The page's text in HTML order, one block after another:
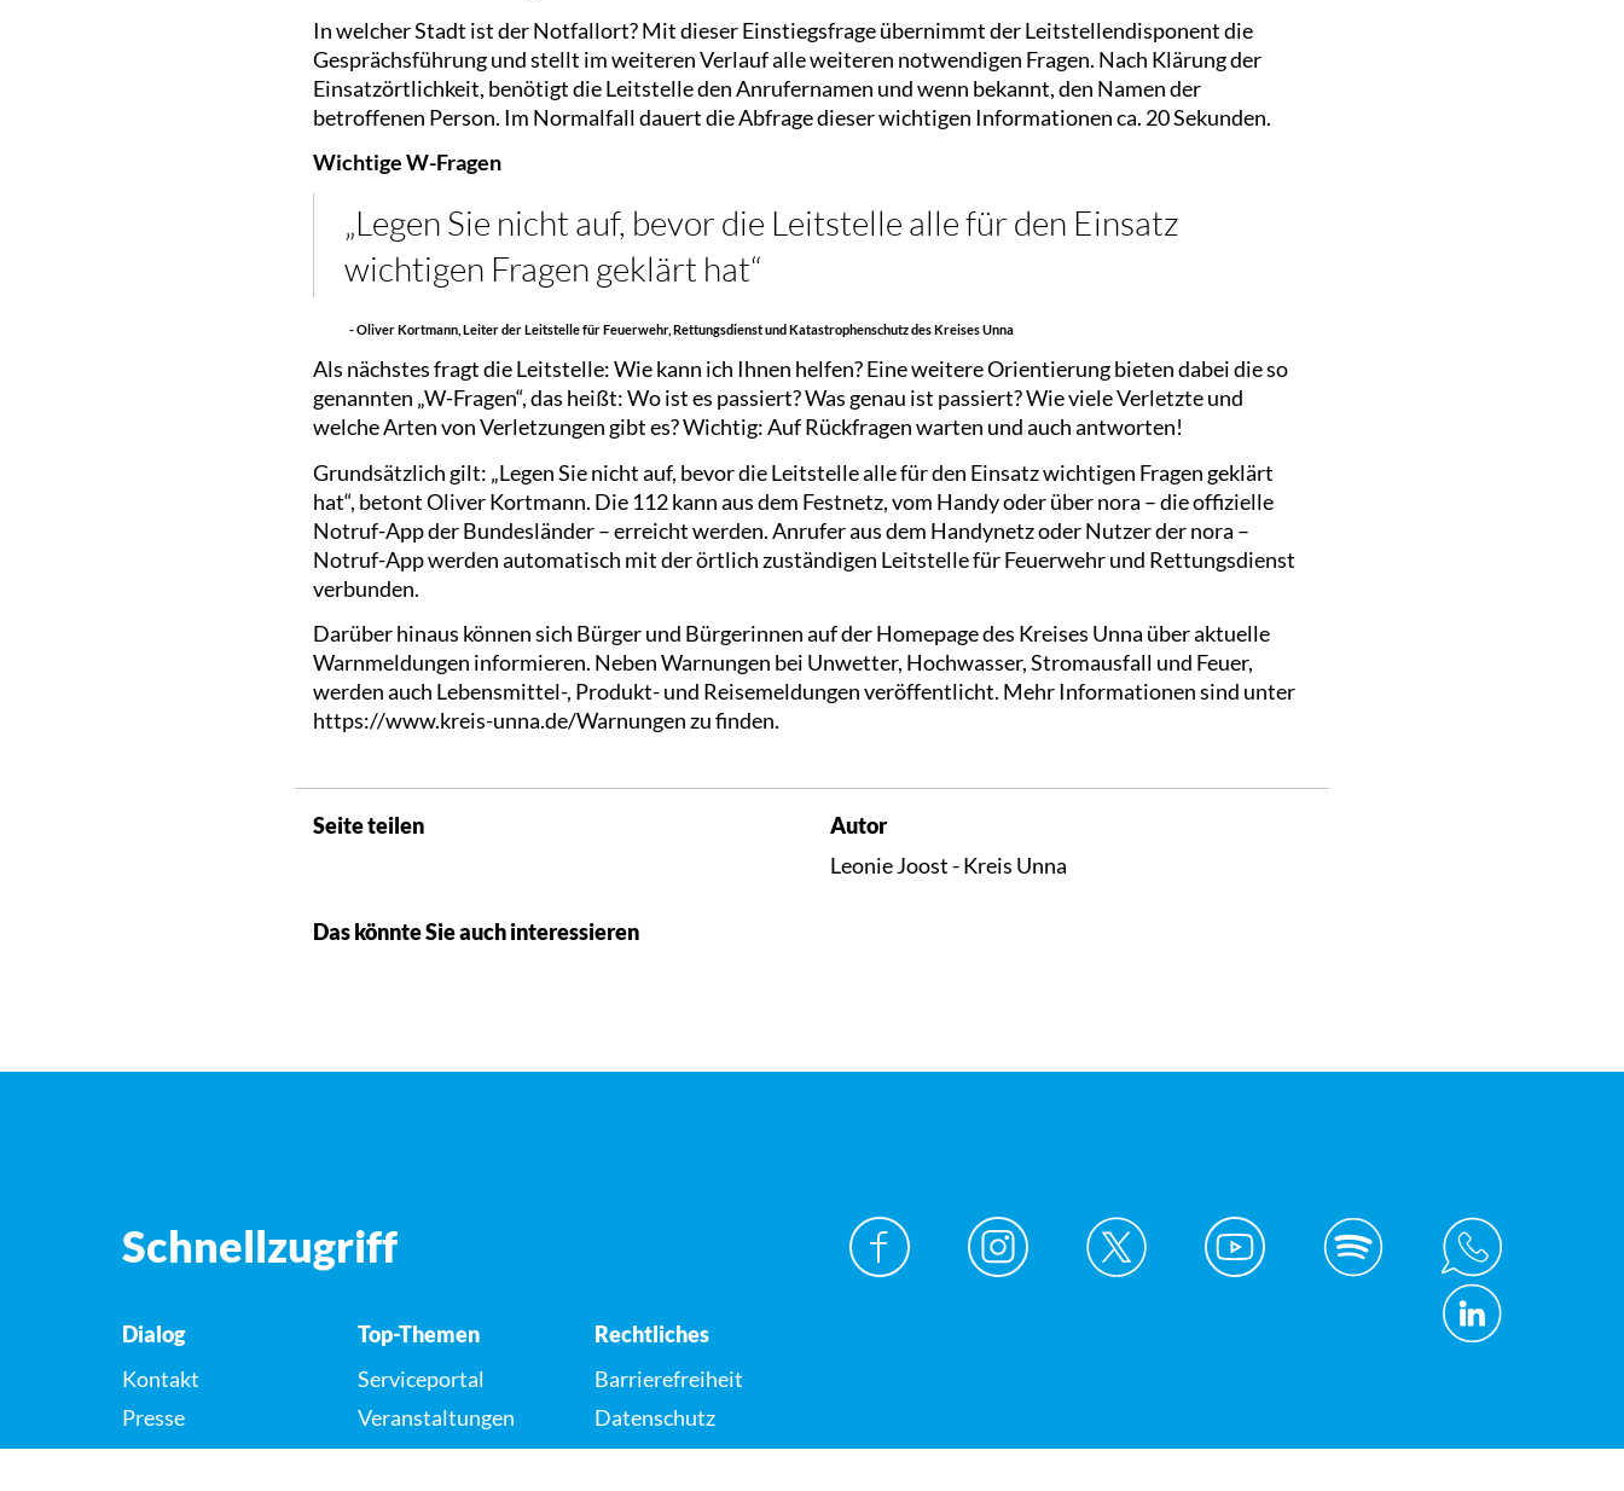
In welcher Stadt ist der Notfallort? Mit dieser Einstiegsfrage übernimmt der Leitstellendisponent die
Gesprächsführung und stellt im weiteren Verlauf alle weiteren notwendigen Fragen. Nach Klärung der
Einsatzörtlichkeit, benötigt die Leitstelle den Anrufernamen und wenn bekannt, den Namen der
betroffenen Person. Im Normalfall dauert die Abfrage dieser wichtigen Informationen ca. 20 Sekunden.
Wichtige W-Fragen
„Legen Sie nicht auf, bevor die Leitstelle alle für den Einsatz
wichtigen Fragen geklärt hat“
- Oliver Kortmann, Leiter der Leitstelle für Feuerwehr, Rettungsdienst und Katastrophenschutz des Kreises Unna
Als nächstes fragt die Leitstelle: Wie kann ich Ihnen helfen? Eine weitere Orientierung bieten dabei die so
genannten „W-Fragen“, das heißt: Wo ist es passiert? Was genau ist passiert? Wie viele Verletzte und
welche Arten von Verletzungen gibt es? Wichtig: Auf Rückfragen warten und auch antworten!
Grundsätzlich gilt: „Legen Sie nicht auf, bevor die Leitstelle alle für den Einsatz wichtigen Fragen geklärt
hat“, betont Oliver Kortmann. Die 112 kann aus dem Festnetz, vom Handy oder über nora – die offizielle
Notruf-App der Bundesländer – erreicht werden. Anrufer aus dem Handynetz oder Nutzer der nora –
Notruf-App werden automatisch mit der örtlich zuständigen Leitstelle für Feuerwehr und Rettungsdienst
verbunden.
Darüber hinaus können sich Bürger und Bürgerinnen auf der Homepage des Kreises Unna über aktuelle
Warnmeldungen informieren. Neben Warnungen bei Unwetter, Hochwasser, Stromausfall und Feuer,
werden auch Lebensmittel-, Produkt- und Reisemeldungen veröffentlicht. Mehr Informationen sind unter
https://www.kreis-unna.de/Warnungen zu finden.
Seite teilen
Autor
Leonie Joost - Kreis Unna
Das könnte Sie auch interessieren
Schnellzugriff
Dialog
Kontakt
Presse
Top-Themen
Serviceportal
Veranstaltungen
Karriere
Rechtliches
Barrierefreiheit
Datenschutz
Impressum